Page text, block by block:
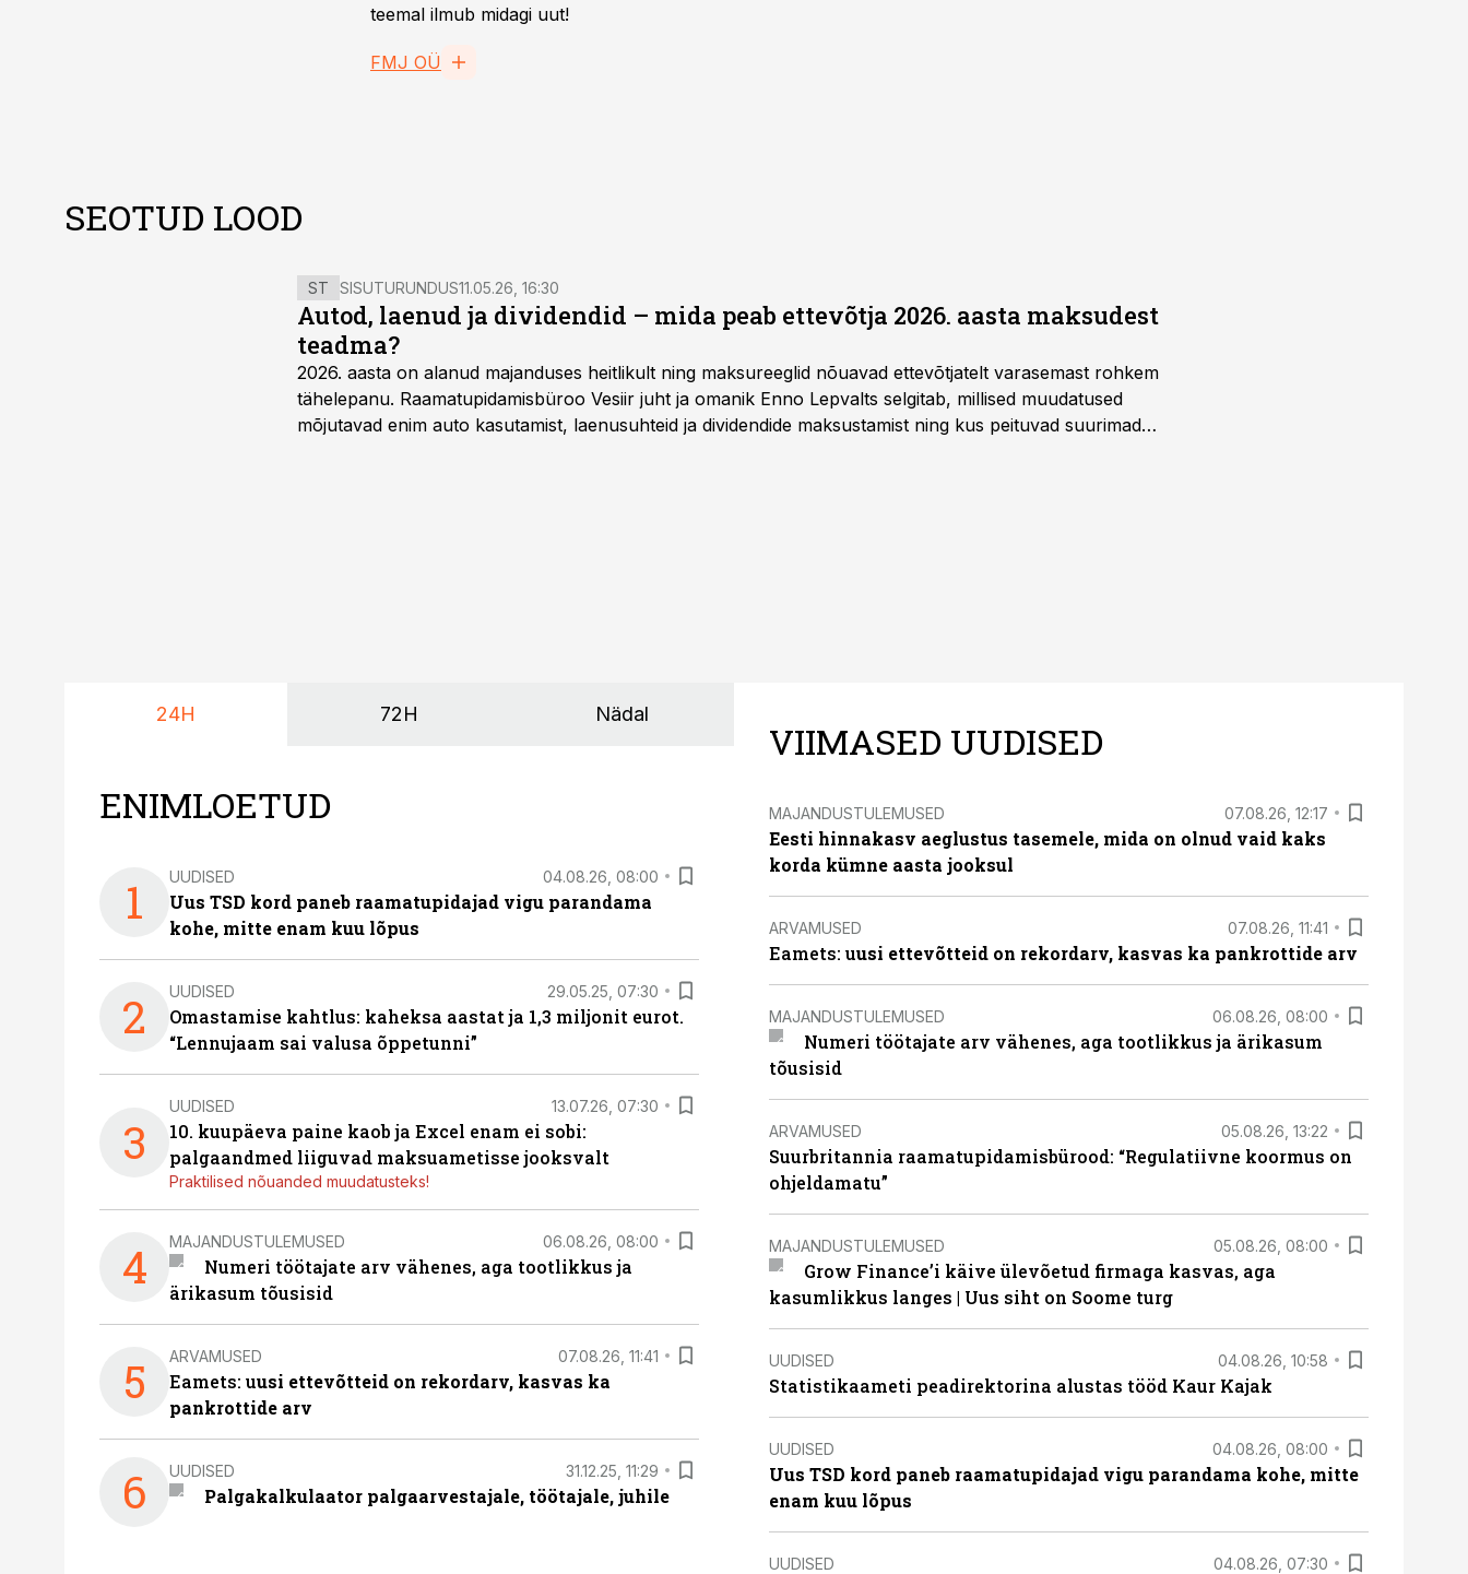
teemal ilmub midagi uut!
FMJ OÜ
SEOTUD LOOD
ST SISUTURUNDUS11.05.26, 16:30
Autod, laenud ja dividendid – mida peab ettevõtja 2026. aasta maksudest
teadma?
2026. aasta on alanud majanduses heitlikult ning maksureeglid nõuavad ettevõtjatelt varasemast rohkem
tähelepanu. Raamatupidamisbüroo Vesiir juht ja omanik Enno Lepvalts selgitab, millised muudatused
mõjutavad enim auto kasutamist, laenusuhteid ja dividendide maksustamist ning kus peituvad suurimad
24H 72H Nädal
ENIMLOETUD
1 UUDISED 04.08.26, 08:00
Uus TSD kord paneb raamatupidajad vigu parandama
kohe, mitte enam kuu lõpus
2 UUDISED 29.05.25, 07:30
Omastamise kahtlus: kaheksa aastat ja 1,3 miljonit eurot.
“Lennujaam sai valusa õppetunni”
3
UUDISED 13.07.26, 07:30
10. kuupäeva paine kaob ja Excel enam ei sobi:
palgaandmed liiguvad maksuametisse jooksvalt
Praktilised nõuanded muudatusteks!
4 MAJANDUSTULEMUSED 06.08.26, 08:00
Numeri töötajate arv vähenes, aga tootlikkus ja
ärikasum tõusisid
5 ARVAMUSED 07.08.26, 11:41
Eamets: uusi ettevõtteid on rekordarv, kasvas ka
pankrottide arv
6 UUDISED 31.12.25, 11:29
Palgakalkulaator palgaarvestajale, töötajale, juhile
VIIMASED UUDISED
MAJANDUSTULEMUSED 07.08.26, 12:17
Eesti hinnakasv aeglustus tasemele, mida on olnud vaid kaks
korda kümne aasta jooksul
ARVAMUSED 07.08.26, 11:41
Eamets: uusi ettevõtteid on rekordarv, kasvas ka pankrottide arv
MAJANDUSTULEMUSED 06.08.26, 08:00
Numeri töötajate arv vähenes, aga tootlikkus ja ärikasum
tõusisid
ARVAMUSED 05.08.26, 13:22
Suurbritannia raamatupidamisbürood: “Regulatiivne koormus on
ohjeldamatu”
MAJANDUSTULEMUSED 05.08.26, 08:00
Grow Finance’i käive ülevõetud firmaga kasvas, aga
kasumlikkus langes | Uus siht on Soome turg
UUDISED 04.08.26, 10:58
Statistikaameti peadirektorina alustas tööd Kaur Kajak
UUDISED 04.08.26, 08:00
Uus TSD kord paneb raamatupidajad vigu parandama kohe, mitte
enam kuu lõpus
UUDISED 04.08.26, 07:30